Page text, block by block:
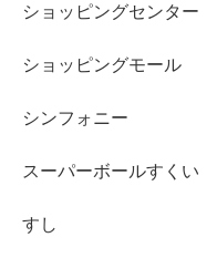
ショッピングセンター
ショッピングモール
シンフォニー
スーパーボールすくい
すし